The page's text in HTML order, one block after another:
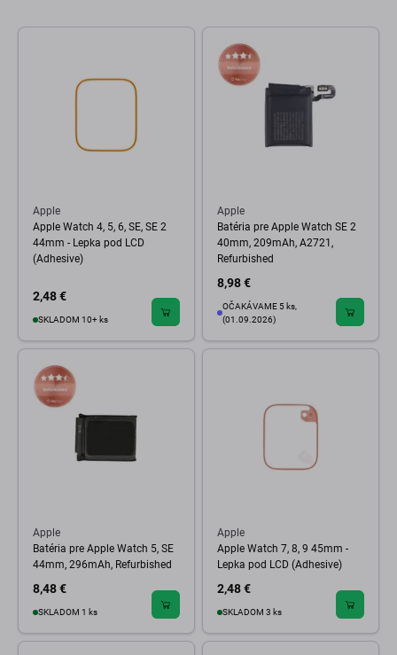
Apple
Apple Watch 4, 5, 6, SE, SE 2
44mm - Lepka pod LCD
(Adhesive)
2,48 €
SKLADOM 10+ ks
Apple
Batéria pre Apple Watch SE 2
40mm, 209mAh, A2721,
Refurbished
8,98 €
OČAKÁVAME 5 ks,
(01.09.2026)
Apple
Batéria pre Apple Watch 5, SE
44mm, 296mAh, Refurbished
8,48 €
SKLADOM 1 ks
Apple
Apple Watch 7, 8, 9 45mm -
Lepka pod LCD (Adhesive)
2,48 €
SKLADOM 3 ks